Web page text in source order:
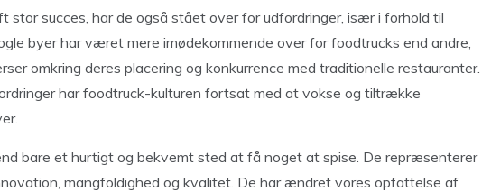
stor succes, har de også stået over for udfordringer, især i forhold til
byer har været mere imødekommende over for foodtrucks end andre,
omkring deres placering og konkurrence med traditionelle restauranter.
har foodtruck-kulturen fortsat med at vokse og tiltrække
bare et hurtigt og bekvemt sted at få noget at spise. De repræsenterer
mangfoldighed og kvalitet. De har ændret vores opfattelse af